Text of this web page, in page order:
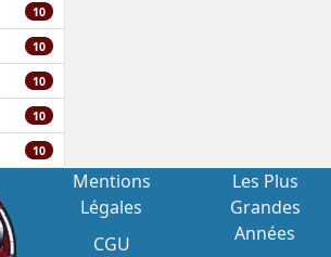
10
10
10
10
10
Mentions
Légales
CGU
Les Plus
Grandes
Années